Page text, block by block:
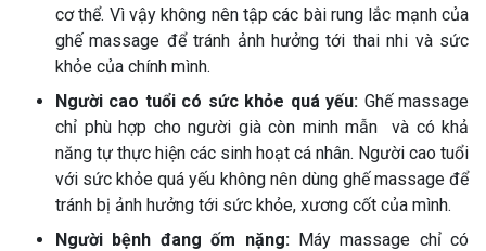
cơ thể. Vì vậy không nên tập các bài rung lắc mạnh của
ghế massage để tránh ảnh hưởng tới thai nhi và sức
khỏe của chính mình.
Người cao tuổi có sức khỏe quá yếu: Ghế massage
chỉ phù hợp cho người già còn minh mẫn và có khả
năng tự thực hiện các sinh hoạt cá nhân. Người cao tuổi
với sức khỏe quá yếu không nên dùng ghế massage để
tránh bị ảnh hưởng tới sức khỏe, xương cốt của mình.
Người bệnh đang ốm nặng:Máy massage chỉ có